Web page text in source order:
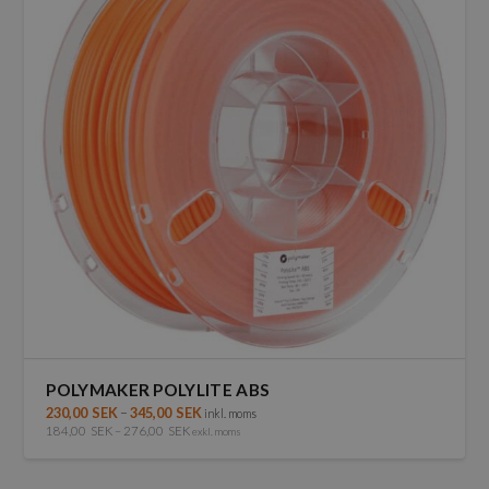
olika
alternativen
kan
väljas
POLYMAKER POLYLITE ABS
230,00 SEK–345,00 SEK inkl. moms
184,00 SEK – 276,00 SEK exkl. moms